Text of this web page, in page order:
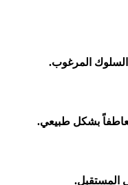
السلوك المرغوب.
بشكل طبيعي.
المستقبل.